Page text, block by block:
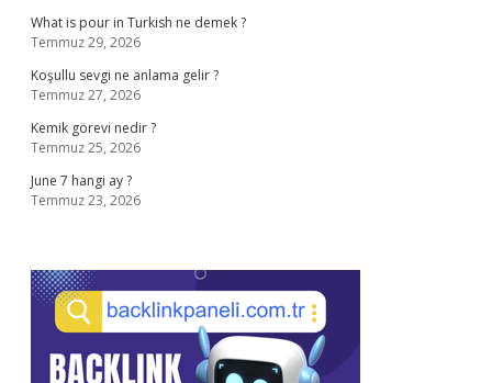
What is pour in Turkish ne demek ?
Temmuz 29, 2026
Koşullu sevgi ne anlama gelir ?
Temmuz 27, 2026
Kemik görevi nedir ?
Temmuz 25, 2026
June 7 hangi ay ?
Temmuz 23, 2026